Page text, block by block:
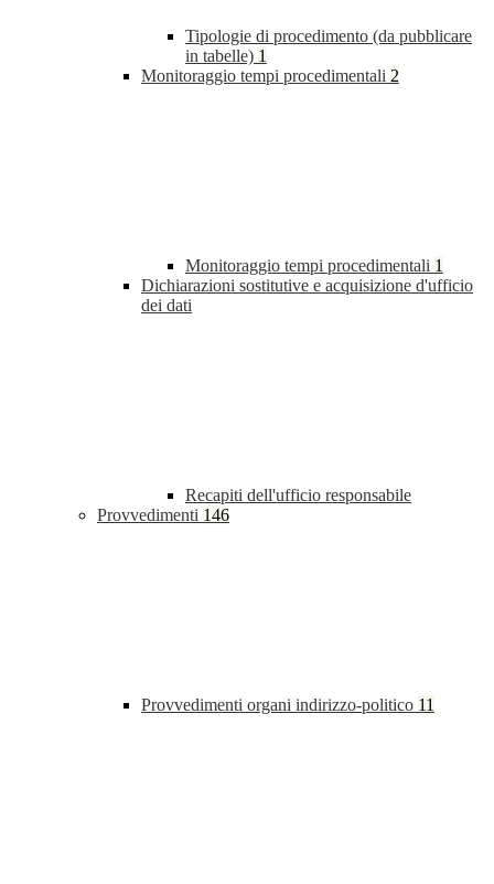
Tipologie di procedimento (da pubblicare
in tabelle) 1
Monitoraggio tempi procedimentali 2
Monitoraggio tempi procedimentali 1
Dichiarazioni sostitutive e acquisizione d'ufficio
dei dati
Recapiti dell'ufficio responsabile
Provvedimenti 146
Provvedimenti organi indirizzo-politico 11